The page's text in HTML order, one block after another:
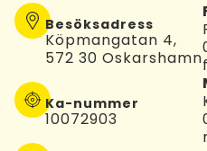
Besöksadress
Köpmangatan 4,
572 30 Oskarshamn
Ka-nummer
10072903